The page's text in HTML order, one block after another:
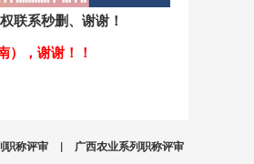
联系秒删、谢谢！
，谢谢！！
职称评审 |
广西农业系列职称评审